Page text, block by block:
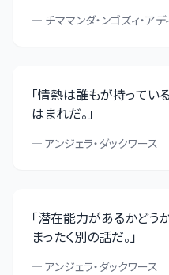
— チママンダ・ンゴズィ・ア
「情熱は誰もが持ってい
はまれだ。」
— アンジェラ・ダックワース
「潜在能力があるかどうか
まったく別の話だ。」
— アンジェラ・ダックワース